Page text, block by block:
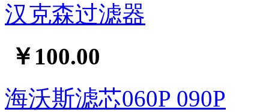
汉克森过滤器
￥100.00
海沃斯滤芯060P 090P